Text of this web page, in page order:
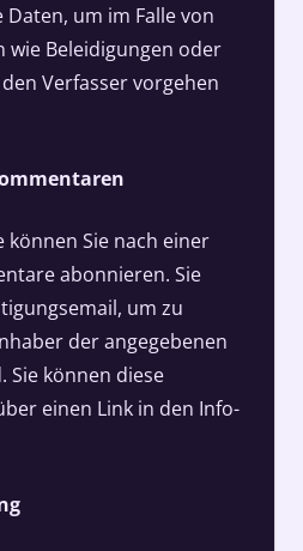
um im Falle von
wie Beleidigungen oder
Verfasser vorgehen
können Sie nach einer
abonnieren. Sie
um zu
der angegebenen
Sie können diese
einen Link in den Info-